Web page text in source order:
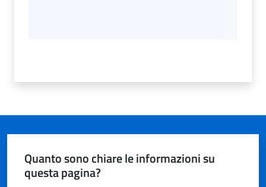
Quanto sono chiare le informazioni su
questa pagina?